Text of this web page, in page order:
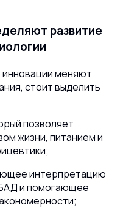
развитие
инновации меняют
стоит выделить
позволяет
жизни, питанием и
интерпретацию
и помогающее